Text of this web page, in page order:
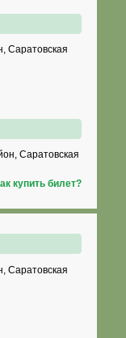
Саратовская
Саратовская
купить билет?
Саратовская